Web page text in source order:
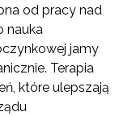
od pracy nad
nauka
jamy
Terapia
które ulepszają